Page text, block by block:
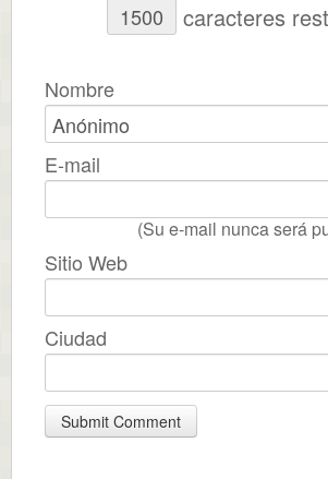
caracteres
Nombre
E-mail
(Su e-mail nunca será
Sitio Web
Ciudad